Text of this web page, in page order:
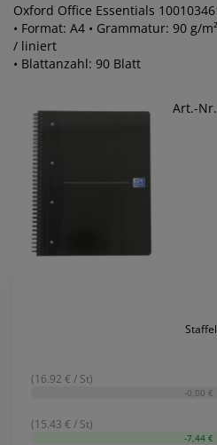
Oxford Office Essentials
• Format: A4 • Grammatur: 90 g/m²
/ liniert
• Blattanzahl: 90 Blatt
Art.-
(16.92 € / St)
-0,00 €
(15.43 € / St)
-7,44 €